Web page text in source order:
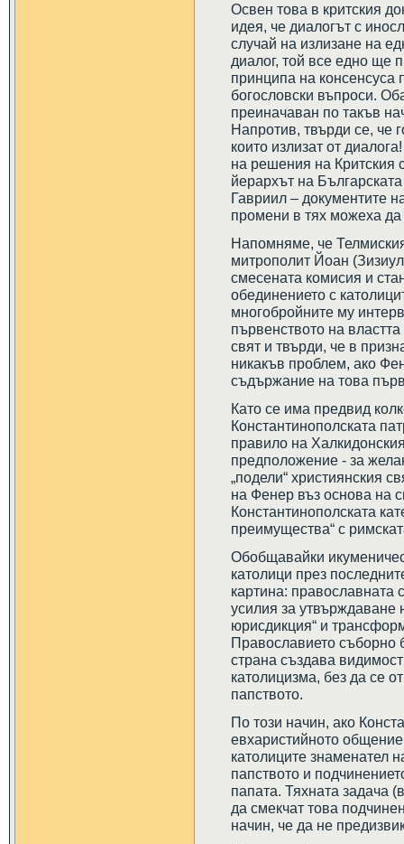
Освен това в критския
идея, че диалогът с
случай на излизане на
диалог, той все едно ще
принципа на консенсуса
богословски въпроси.
преиначаван по такъв
Напротив, твърди се, че
които излизат от
на решения на Критския
йерархът на
Гавриил – документите
промени в тях можеха да
Напомняме, че
митрополит Йоан
смесената комисия и
обединението с
многобройните му
първенството на
свят и твърди, че в
никакъв проблем, ако
съдържание на това
Като се има предвид
Константинополската
правило на
предположение - за
„подели“ християнския
на Фенер въз основа на
Константинополската
преимущества“ с
Обобщавайки
католици през
картина: православната
усилия за утвърждаване
юрисдикция“ и
Православието съборно
страна създава
католицизма, без да се
папството.
По този начин, ако
евхаристийното
католиците знаменател
папството и
папата. Тяхната задача
да смекчат това
начин, че да не